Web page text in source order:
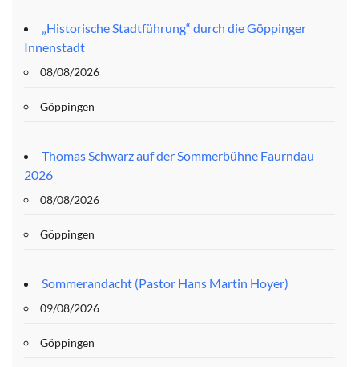
„Historische Stadtführung“ durch die Göppinger
Innenstadt
08/08/2026
Göppingen
Thomas Schwarz auf der Sommerbühne Faurndau
2026
08/08/2026
Göppingen
Sommerandacht (Pastor Hans Martin Hoyer)
09/08/2026
Göppingen